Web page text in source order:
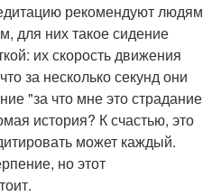
рекомендуют людям
для них такое сидение
их скорость движения
за несколько секунд они
"за что мне это страдание
история? К счастью, это
может каждый.
но этот